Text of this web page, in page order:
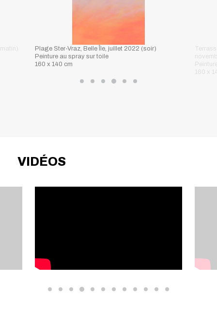
Terrasse de l'Ouest, Mont-Saint-Michel (Abbaye),
novembre 2020 (après-midi)
Peinture au spray sur toile
160 x
VIDÉOS